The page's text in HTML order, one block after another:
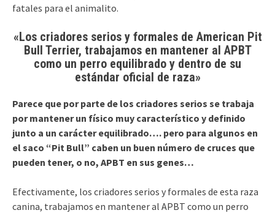
fatales para el animalito.
«Los criadores serios y formales de American Pit
Bull Terrier, trabajamos en mantener al APBT
como un perro equilibrado y dentro de su
estándar oficial de raza»
Parece que por parte de los criadores serios se trabaja
por mantener un físico muy característico y definido
junto a un carácter equilibrado…. pero para algunos en
el saco “Pit Bull” caben un buen número de cruces que
pueden tener, o no, APBT en sus genes…
Efectivamente, los criadores serios y formales de esta raza
canina, trabajamos en mantener al APBT como un perro